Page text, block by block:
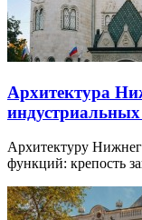
Архитектура
индустриальных
Архитектуру
функций: крепость